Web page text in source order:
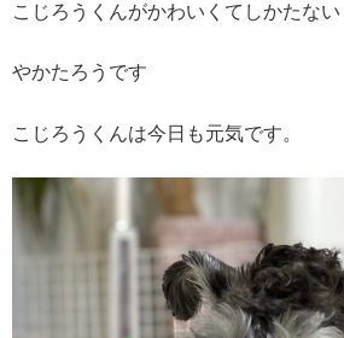
こじろうくんがかわいくてしかたない
やかたろうです
こじろうくんは今日も元気です。